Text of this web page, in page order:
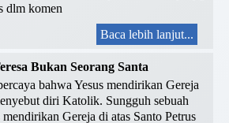
dlm komen
Baca lebih lanjut...
Bukan Seorang Santa
bahwa Yesus mendirikan Gereja
diri Katolik. Sungguh sebuah
mendirikan Gereja di atas Santo Petrus